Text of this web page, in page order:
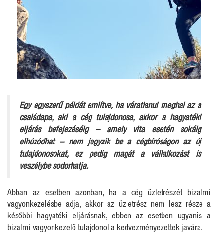
Egy egyszerű példát említve, ha váratlanul meghal az a
családapa, aki a cég tulajdonosa, akkor a hagyatéki
eljárás befejezéséig – amely vita esetén sokáig
elhúzódhat – nem jegyzik be a cégbíróságon az új
tulajdonosokat, ez pedig magát a vállalkozást is
veszélybe sodorhatja.
Abban az esetben azonban, ha a cég üzletrészét bizalmi
vagyonkezelésbe adja, akkor az üzletrész nem lesz része a
későbbi hagyatéki eljárásnak, ebben az esetben ugyanis a
bizalmi vagyonkezelő tulajdonol a kedvezményezettek javára.